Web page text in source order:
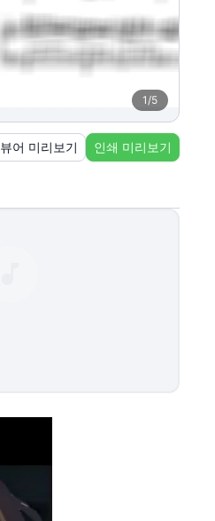
1/5
뷰어 미리보기 인쇄 미리보기